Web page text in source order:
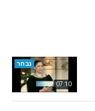
07:10
נבחר